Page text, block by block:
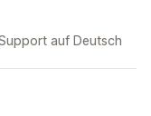
auf Deutsch